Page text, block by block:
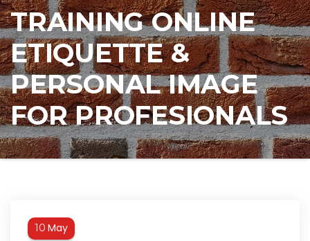
TRAINING ONLINE
ETIQUETTE &
PERSONAL IMAGE
FOR PROFESIONALS
10May